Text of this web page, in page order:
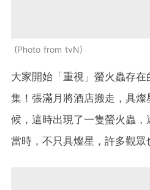
Photo from tvN
大家開始「重視」螢火蟲存
集！張滿月將酒店搬走，具
候，這時出現了一隻螢火蟲，
當時，不只具燦星，許多觀眾